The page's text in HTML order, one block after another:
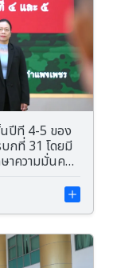
ปีที่ 4-5 ของ
กที่ 31 โดยมี